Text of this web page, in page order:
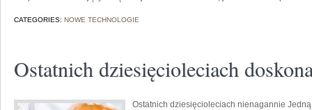
CATEGORIES: NOWE TECHNOLOGIE
Ostatnich dziesięcioleciach
Ostatnich dziesięcioleciach nienagannie